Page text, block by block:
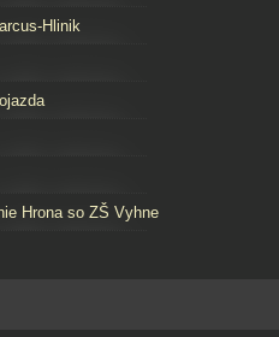
Hlinik
Hrona so ZŠ Vyhne